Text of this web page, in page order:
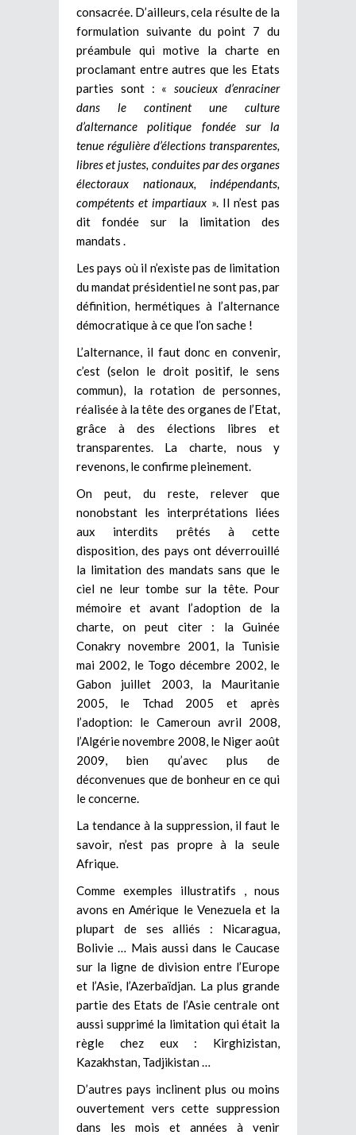
consacrée. D’ailleurs, cela résulte de la
formulation suivante du point 7 du
préambule qui motive la charte en
proclamant entre autres que les Etats
parties sont : « soucieux d’enraciner
dans le continent une culture
d’alternance politique fondée sur la
tenue régulière d’élections transparentes,
libres et justes, conduites par des organes
électoraux nationaux, indépendants,
compétents et impartiaux ». Il n’est pas
dit fondée sur la limitation des
mandats .
Les pays où il n’existe pas de limitation
du mandat présidentiel ne sont pas, par
définition, hermétiques à l’alternance
démocratique à ce que l’on sache !
L’alternance, il faut donc en convenir,
c’est (selon le droit positif, le sens
commun), la rotation de personnes,
réalisée à la tête des organes de l’Etat,
grâce à des élections libres et
transparentes. La charte, nous y
revenons, le confirme pleinement.
On peut, du reste, relever que
nonobstant les interprétations liées
aux interdits prêtés à cette
disposition, des pays ont déverrouillé
la limitation des mandats sans que le
ciel ne leur tombe sur la tête. Pour
mémoire et avant l’adoption de la
charte, on peut citer : la Guinée
Conakry novembre 2001, la Tunisie
mai 2002, le Togo décembre 2002, le
Gabon juillet 2003, la Mauritanie
2005, le Tchad 2005 et après
l’adoption: le Cameroun avril 2008,
l’Algérie novembre 2008, le Niger août
2009, bien qu’avec plus de
déconvenues que de bonheur en ce qui
le concerne.
La tendance à la suppression, il faut le
savoir, n’est pas propre à la seule
Afrique.
Comme exemples illustratifs , nous
avons en Amérique le Venezuela et la
plupart de ses alliés : Nicaragua,
Bolivie … Mais aussi dans le Caucase
sur la ligne de division entre l’Europe
et l’Asie, l’Azerbaïdjan. La plus grande
partie des Etats de l’Asie centrale ont
aussi supprimé la limitation qui était la
règle chez eux : Kirghizistan,
Kazakhstan, Tadjikistan …
D’autres pays inclinent plus ou moins
ouvertement vers cette suppression
dans les mois et années à venir